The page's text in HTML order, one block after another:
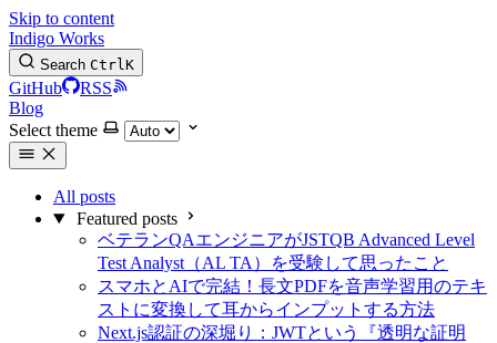
Skip to content
Indigo Works
Search CtrlK
GitHub
RSS
Blog
Select theme
All posts
Featured posts
ベテランQAエンジニアがJSTQB Advanced Level
Test Analyst（AL TA）を受験して思ったこと
スマホとAIで完結！長文PDFを音声学習用のテキ
ストに変換して耳からインプットする方法
Next.js認証の深堀り：JWTという『透明な証明